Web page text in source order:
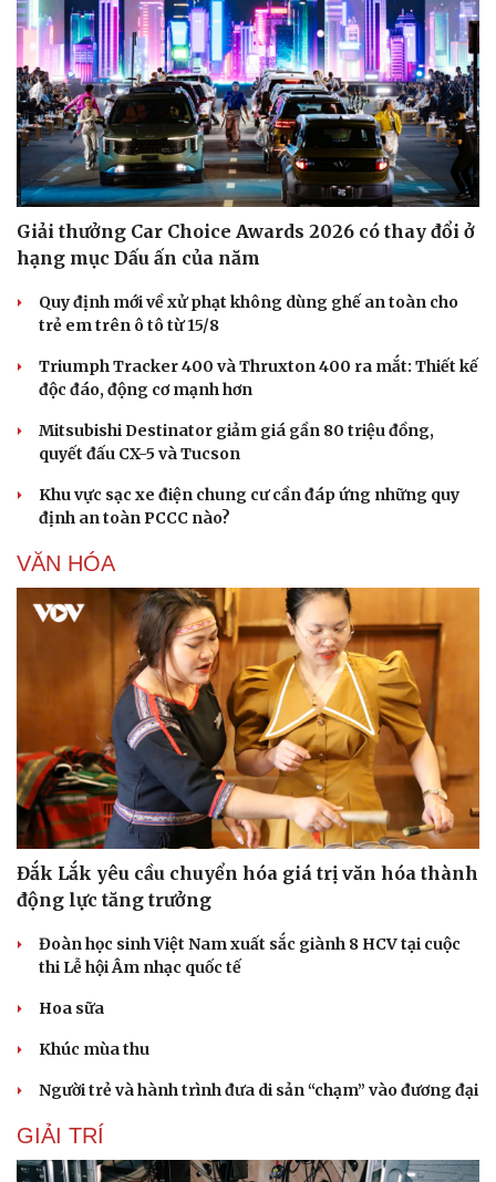
Du lịch
Tư vấn
Săn Tour
check-in
Podcast
Đọc truyện đêm khuya
Giải thưởng Car Choice Awards 2026 có thay đổi ở
hạng mục Dấu ấn của năm
Quy định mới về xử phạt không dùng ghế an toàn cho
trẻ em trên ô tô từ 15/8
Triumph Tracker 400 và Thruxton 400 ra mắt: Thiết kế
độc đáo, động cơ mạnh hơn
Mitsubishi Destinator giảm giá gần 80 triệu đồng,
quyết đấu CX-5 và Tucson
Khu vực sạc xe điện chung cư cần đáp ứng những quy
định an toàn PCCC nào?
VĂN HÓA
Đắk Lắk yêu cầu chuyển hóa giá trị văn hóa thành
động lực tăng trưởng
Đoàn học sinh Việt Nam xuất sắc giành 8 HCV tại cuộc
thi Lễ hội Âm nhạc quốc tế
Hoa sữa
Khúc mùa thu
Người trẻ và hành trình đưa di sản “chạm” vào đương đại
GIẢI TRÍ